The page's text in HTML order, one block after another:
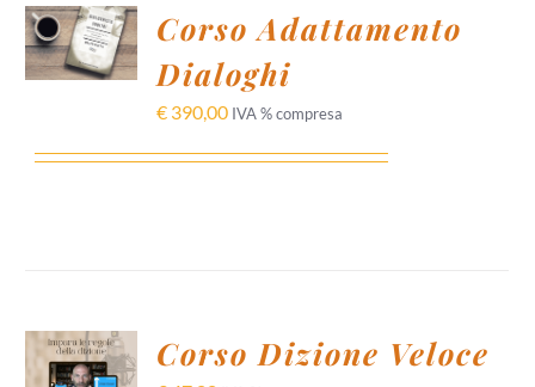
AL
CARRELLO
/
Corso Adattamento
Dialoghi
€390,00 IVA % compresa
AGGIUNGI
AL
CARRELLO
Corso Dizione Veloce